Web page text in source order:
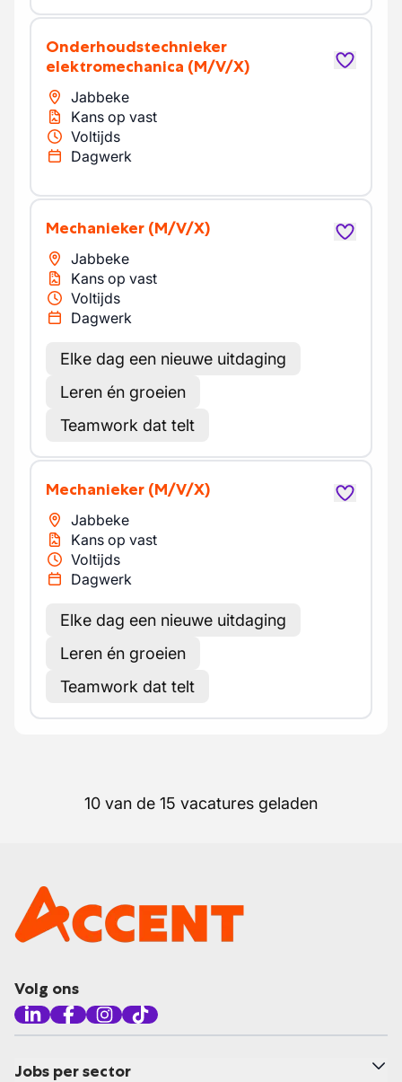
Onderhoudstechnieker
elektromechanica (M/V/X)
Jabbeke
Kans op vast
Voltijds
Dagwerk
Mechanieker (M/V/X)
Jabbeke
Kans op vast
Voltijds
Dagwerk
Elke dag een nieuwe uitdaging
Leren én groeien
Teamwork dat telt
Mechanieker (M/V/X)
Jabbeke
Kans op vast
Voltijds
Dagwerk
Elke dag een nieuwe uitdaging
Leren én groeien
Teamwork dat telt
10 van de 15 vacatures geladen
Volg ons
Jobs per sector